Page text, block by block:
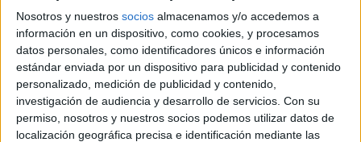
Nosotros y nuestros socios almacenamos y/o accedemos a
información en un dispositivo, como cookies, y procesamos
datos personales, como identificadores únicos e información
estándar enviada por un dispositivo para publicidad y contenido
personalizado, medición de publicidad y contenido,
investigación de audiencia y desarrollo de servicios. Con su
permiso, nosotros y nuestros socios podemos utilizar datos de
localización geográfica precisa e identificación mediante las
Acabo de hacer la prueba de acceso a la universidad para
mayores de 25 años, ya se la nota (8,88) y mi intención es
estudiar magisterio de primaria en la Universidad de Alicante.
He leido en esta web, que este año las notas de corte para
los alumnos de selectividad van a subir bastante debido a el
nuevo sistema de puntuación, ya que se puede sacar hasta
un 14.